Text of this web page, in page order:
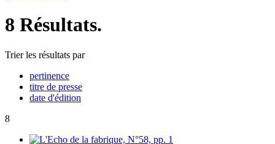
8 Résultats.
Trier les résultats par
pertinence
titre de presse
date d'édition
8